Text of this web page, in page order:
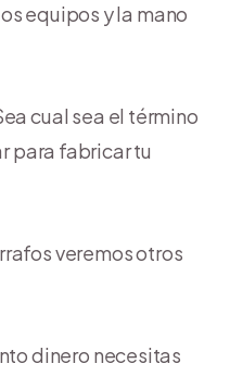
equipos y la mano
cual sea el término
para fabricar tu
veremos otros
dinero necesitas